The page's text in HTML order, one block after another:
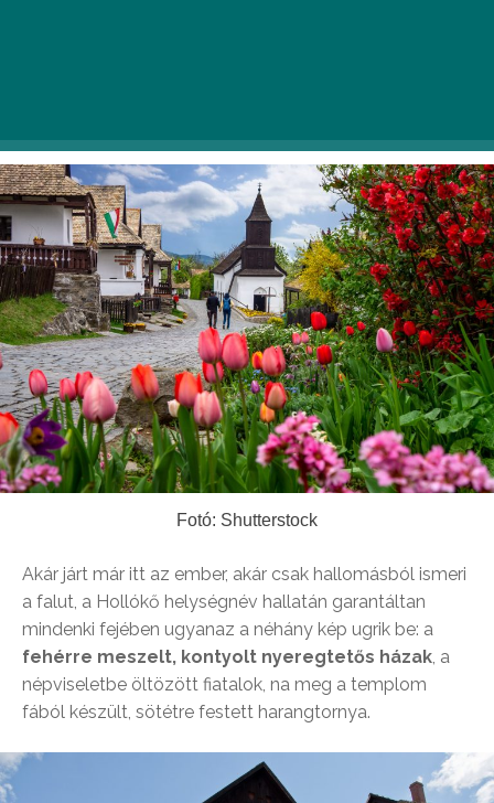
Fotó: Shutterstock
Akár járt már itt az ember, akár csak hallomásból ismeri
a falut, a Hollókő helységnév hallatán garantáltan
mindenki fejében ugyanaz a néhány kép ugrik be: a
fehérre meszelt, kontyolt nyeregtetős házak , a
népviseletbe öltözött fiatalok, na meg a templom
fából készült, sötétre festett harangtornya.